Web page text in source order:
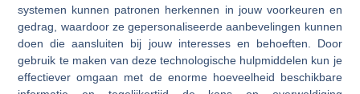
systemen kunnen patronen herkennen in jouw voorkeuren en
gedrag, waardoor ze gepersonaliseerde aanbevelingen kunnen
doen die aansluiten bij jouw interesses en behoeften. Door
gebruik te maken van deze technologische hulpmiddelen kun je
effectiever omgaan met de enorme hoeveelheid beschikbare